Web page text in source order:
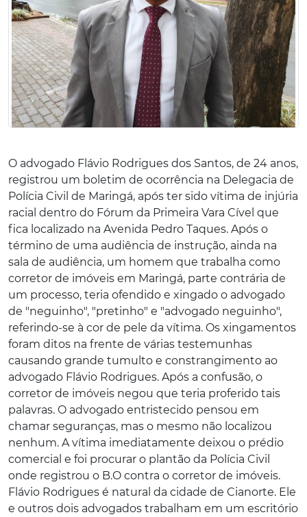
O advogado Flávio Rodrigues dos Santos, de 24 anos,
registrou um boletim de ocorrência na Delegacia de
Polícia Civil de Maringá, após ter sido vítima de injúria
racial dentro do Fórum da Primeira Vara Cível que
fica localizado na Avenida Pedro Taques. Após o
término de uma audiência de instrução, ainda na
sala de audiência, um homem que trabalha como
corretor de imóveis em Maringá, parte contrária de
um processo, teria ofendido e xingado o advogado
de "neguinho", "pretinho" e "advogado neguinho",
referindo-se à cor de pele da vítima. Os xingamentos
foram ditos na frente de várias testemunhas
causando grande tumulto e constrangimento ao
advogado Flávio Rodrigues. Após a confusão, o
corretor de imóveis negou que teria proferido tais
palavras. O advogado entristecido pensou em
chamar seguranças, mas o mesmo não localizou
nenhum. A vítima imediatamente deixou o prédio
comercial e foi procurar o plantão da Polícia Civil
onde registrou o B.O contra o corretor de imóveis.
Flávio Rodrigues é natural da cidade de Cianorte. Ele
e outros dois advogados trabalham em um escritório